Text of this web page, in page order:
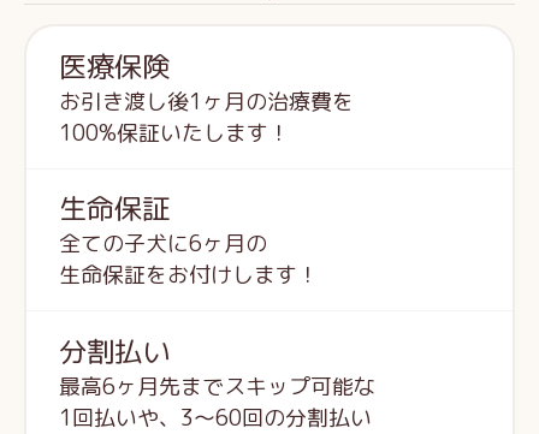
医療保険
お引き渡し後1ヶ月の治療費を
100%保証いたします！
生命保証
全ての子犬に6ヶ月の
生命保証をお付けします！
分割払い
最高6ヶ月先までスキップ可能な
1回払いや、3～60回の分割払い